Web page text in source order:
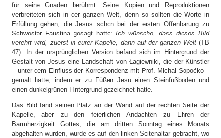
für seine Gnaden berühmt. Seine Kopien und Reproduktionen
verbreiteten sich in der ganzen Welt, denn so sollten die Worte in
Erfüllung gehen, die Jesus schon bei der ersten Offenbarung zu
Schwester Faustina gesagt hatte: Ich wünsche, dass dieses Bild
verehrt wird, zuerst in eurer Kapelle, dann auf der ganzen Welt(TB
47). In der ursprünglichen Version befand sich im Hintergrund der
Gestalt von Jesus eine Landschaft von Łagiewniki, die der Künstler
– unter dem Einfluss der Korrespondenz mit Prof. Michał Sopoćko –
gemalt hatte, indem er zu Füßen Jesu einen Steinfußboden und
einen dunkelgrünen Hintergrund gezeichnet hatte.
Das Bild fand seinen Platz an der Wand auf der rechten Seite der
Kapelle, aber zu den feierlichen Andachten zu Ehren der
Barmherzigkeit Gottes, die am dritten Sonntag eines Monats
abgehalten wurden, wurde es auf den linken Seitenaltar gebracht, wo